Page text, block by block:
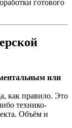
готового
или
как правило. Это
технико-
Объём и